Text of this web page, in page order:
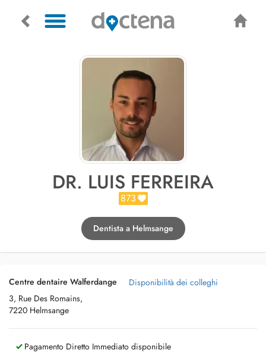
DR. LUIS FERREIRA
873
Dentista a Helmsange
Centre dentaire Walferdange
3, Rue Des Romains,
7220 Helmsange
Disponibilità dei colleghi
Pagamento Diretto Immediato disponibile